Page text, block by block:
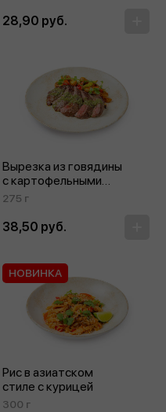
28,90 руб.
Вырезка из говядины
с картофельными
дольками и овощами
275 г
38,50 руб.
Рис в азиатском
стиле с курицей
НОВИНКА
300 г